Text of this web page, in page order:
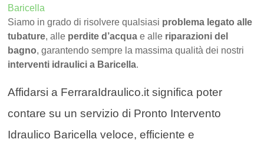
Baricella
Siamo in grado di risolvere qualsiasi problema legato alle
tubature, alle perdite d’acqua e alle riparazioni del
bagno, garantendo sempre la massima qualità dei nostri
interventi idraulici a Baricella.
Affidarsi a FerraraIdraulico.it significa poter
contare su un servizio di Pronto Intervento
Idraulico Baricella veloce, efficiente e